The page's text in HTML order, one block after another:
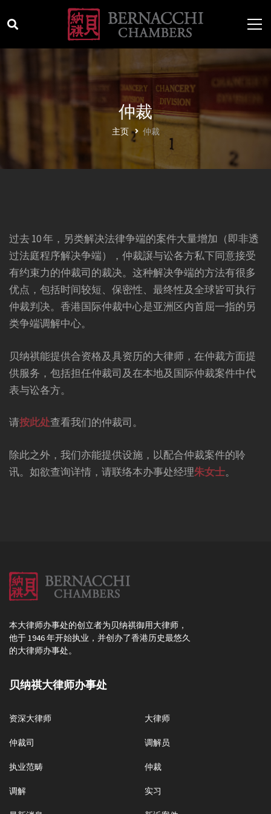
仲裁
主页 仲裁
过去 10 年，另类解决法律争端的案件大量增加（即非透
过法庭程序解决争端），仲裁譲与讼各方私下同意接受
有约束力的仲裁司的裁决。这种解决争端的方法有很多
优点，包括时间较短、保密性、最终性及全球皆可执行
仲裁判决。香港国际仲裁中心是亚洲区内首屈一指的另
类争端调解中心。
贝纳祺能提供合资格及具资历的大律师，在仲裁方面提
供服务，包括担任仲裁司及在本地及国际仲裁案件中代
表与讼各方。
请按此处查看我们的仲裁司。
除此之外，我们亦能提供设施，以配合仲裁案件的聆
讯。如欲查询详情，请联络本办事处经理朱女士。
本大律师办事处的创立者为贝纳祺御用大律师，
他于 1946 年开始执业，并创办了香港历史最悠久
的大律师办事处。
贝纳祺大律师办事处
资深大律师 大律师
仲裁司 调解员
执业范畴 仲裁
调解 实习